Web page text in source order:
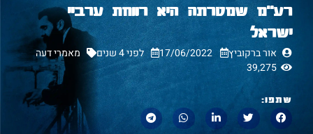
רע"מ שמטרתה היא רווחת ערביי
ישראל
אור ברקוביץ 17/06/2022 לפני 4 שנים
מאמרי דעה
39,275
שתפו: